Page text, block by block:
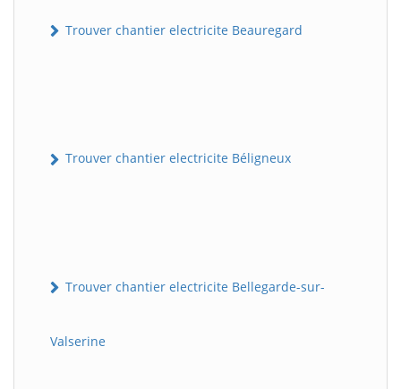
Trouver chantier electricite Beauregard
Trouver chantier electricite Béligneux
Trouver chantier electricite Bellegarde-sur-
Valserine